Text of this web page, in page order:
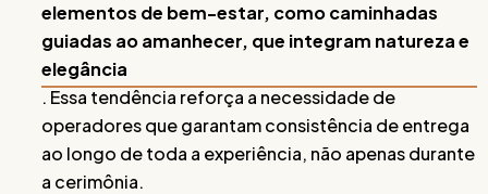
elementos de bem-estar, como caminhadas
guiadas ao amanhecer, que integram natureza e
elegância
. Essa tendência reforça a necessidade de
operadores que garantam consistência de entrega
ao longo de toda a experiência, não apenas durante
a cerimônia.